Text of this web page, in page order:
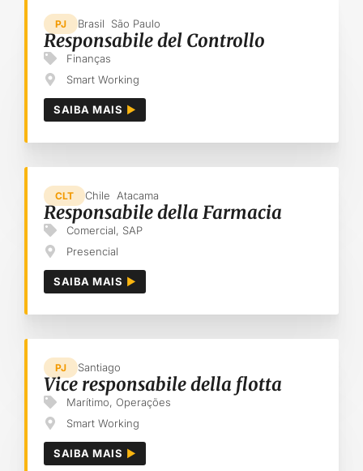
Brasil São Paulo
PJ
Responsabile del Controllo
Finanças
Smart Working
SAIBA MAIS
Chile Atacama
CLT
Responsabile della Farmacia
Comercial, SAP
Presencial
SAIBA MAIS
Santiago
PJ
Vice responsabile della flotta
Marítimo, Operações
Smart Working
SAIBA MAIS